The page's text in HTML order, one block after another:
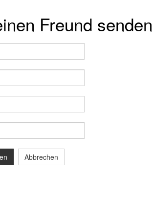
Freund senden
Abbrechen